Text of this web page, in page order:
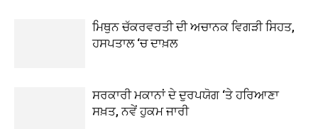
ਮਿਥੁਨ ਚੱਕਰਵਰਤੀ ਦੀ ਅਚਾਨਕ ਵਿਗੜੀ ਸਿਹਤ,
ਹਸਪਤਾਲ ‘ਚ ਦਾਖ਼ਲ
ਸਰਕਾਰੀ ਮਕਾਨਾਂ ਦੇ ਦੁਰਪਯੋਗ ‘ਤੇ ਹਰਿਆਣਾ
ਸਖ਼ਤ, ਨਵੇਂ ਹੁਕਮ ਜਾਰੀ